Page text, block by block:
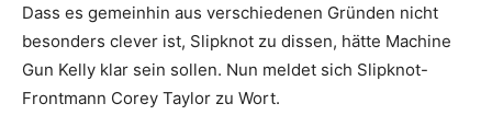
Dass es gemeinhin aus verschiedenen Gründen nicht
besonders clever ist, Slipknot zu dissen, hätte Machine
Gun Kelly klar sein sollen. Nun meldet sich Slipknot-
Frontmann Corey Taylor zu Wort.